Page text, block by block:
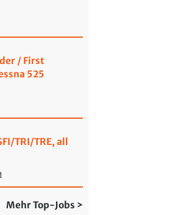
/ First
525
TRI/TRE, all
Mehr Top-Jobs >